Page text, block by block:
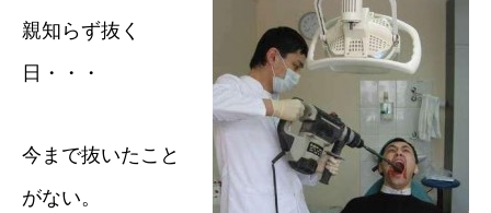
親知らず抜く
日・・・
今まで抜いたこと
がない。